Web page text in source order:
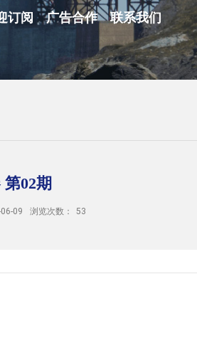
订阅 广告合作 联系我们
02期
09 浏览次数： 53